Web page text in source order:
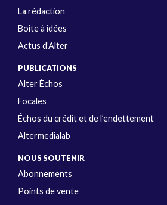
La rédaction
Boîte à idées
Actus d’Alter
PUBLICATIONS
Alter Échos
Focales
Échos du crédit et de l’endettement
Altermedialab
NOUS SOUTENIR
Abonnements
Points de vente